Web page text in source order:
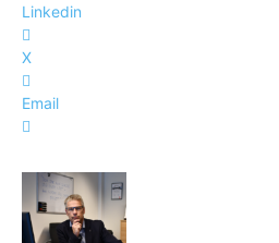
Linkedin
X
Email